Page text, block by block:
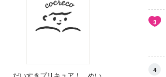
3
4